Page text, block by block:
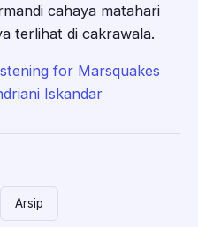
cahaya matahari
terlihat di cakrawala.
for Marsquakes
Iskandar
Arsip